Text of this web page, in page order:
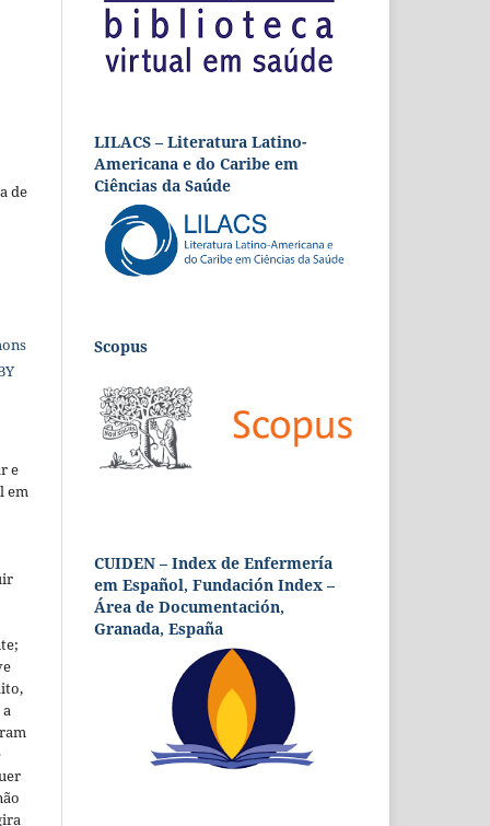
de
e
em
LILACS – Literatura Latino-
Americana e do Caribe em
Ciências da Saúde
Scopus
CUIDEN – Index de Enfermería
em Español, Fundación Index –
Área de Documentación,
Granada, España